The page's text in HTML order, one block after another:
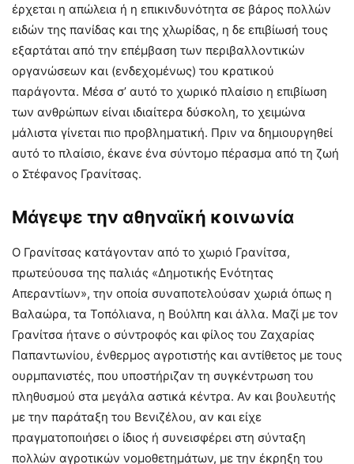
έρχεται η απώλεια ή η επικινδυνότητα σε βάρος πολλών
ειδών της πανίδας και της χλωρίδας, η δε επιβίωσή τους
εξαρτάται από την επέμβαση των περιβαλλοντικών
οργανώσεων και (ενδεχομένως) του κρατικού
παράγοντα. Μέσα σ’ αυτό το χωρικό πλαίσιο η επιβίωση
των ανθρώπων είναι ιδιαίτερα δύσκολη, το χειμώνα
μάλιστα γίνεται πιο προβληματική. Πριν να δημιουργηθεί
αυτό το πλαίσιο, έκανε ένα σύντομο πέρασμα από τη ζωή
ο Στέφανος Γρανίτσας.
Μάγεψε την αθηναϊκή κοινωνία
Ο Γρανίτσας κατάγονταν από το χωριό Γρανίτσα,
πρωτεύουσα της παλιάς «Δημοτικής Ενότητας
Απεραντίων», την οποία συναποτελούσαν χωριά όπως η
Βαλαώρα, τα Τοπόλιανα, η Βούλπη και άλλα. Μαζί με τον
Γρανίτσα ήτανε ο σύντροφός και φίλος του Ζαχαρίας
Παπαντωνίου, ένθερμος αγροτιστής και αντίθετος με τους
ουρμπανιστές, που υποστήριζαν τη συγκέντρωση του
πληθυσμού στα μεγάλα αστικά κέντρα. Αν και βουλευτής
με την παράταξη του Βενιζέλου, αν και είχε
πραγματοποιήσει ο ίδιος ή συνεισφέρει στη σύνταξη
πολλών αγροτικών νομοθετημάτων, με την έκρηξη του